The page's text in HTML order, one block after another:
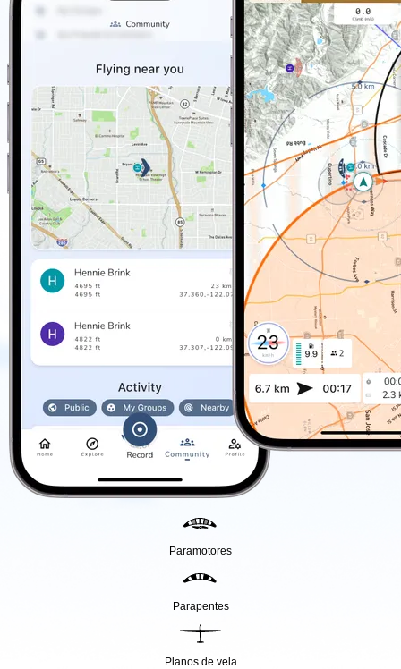
Paramotores
Parapentes
Planos de vela